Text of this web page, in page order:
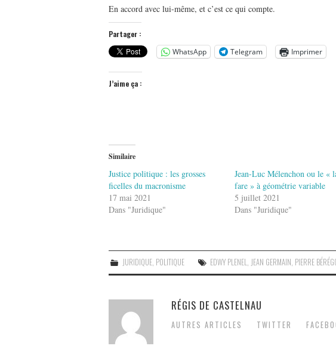
En accord avec lui-même, et c’est ce qui compte.
Partager :
WhatsApp
Telegram Imprimer
J’aime ça :
Similaire
Justice politique : les grosses
ficelles du macronisme
17 mai 2021
Dans "Juridique"
Jean-Luc Mélenchon ou le «
fare » à géométrie variable
5 juillet 2021
Dans "Juridique"
JURIDIQUE POLITIQUE EDWY PLENEL JEAN GERMAIN PIERRE
RÉGIS DE CASTELNAU
AUTRES ARTICLES TWITTER